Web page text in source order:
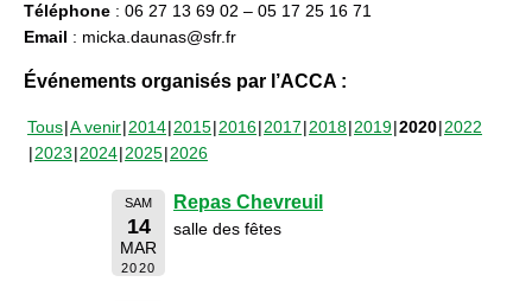
Téléphone : 06 27 13 69 02 – 05 17 25 16 71
Email : micka.daunas@sfr.fr
Événements organisés par l’ACCA :
Tous A venir 2014 2015 2016 2017 2018 2019 2020 2022
2023 2024 2025 2026
SAM
14
MAR
2020
Repas Chevreuil
salle des fêtes